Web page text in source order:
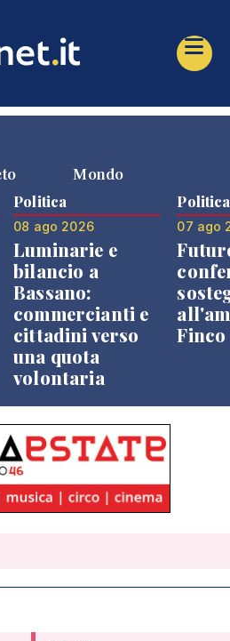
Mondo
Politica
08 ago 2026
Luminarie e
bilancio a
Bassano:
commercianti e
cittadini verso
una quota
volontaria
Politica
07 ago
Finco